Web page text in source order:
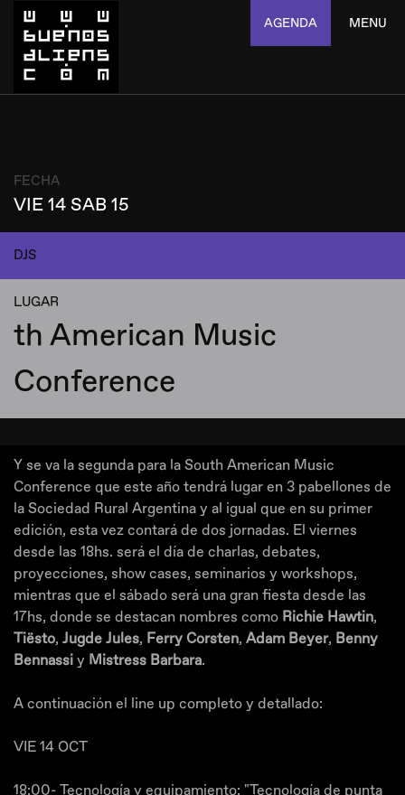
AGENDA MENU
FECHA
VIE 14 SAB 15
DJS
LUGAR
th American Music
Conference
Y se va la segunda para la South American Music
Conference que este año tendrá lugar en 3 pabellones de
la Sociedad Rural Argentina y al igual que en su primer
edición, esta vez contará de dos jornadas. El viernes
desde las 18hs. será el día de charlas, debates,
proyecciones, show cases, seminarios y workshops,
mientras que el sábado será una gran fiesta desde las
17hs, donde se destacan nombres como Richie Hawtin,
Tiësto, Jugde Jules, Ferry Corsten, Adam Beyer, Benny
Bennassi y Mistress Barbara.
A continuación el line up completo y detallado:
VIE 14 OCT
18:00- Tecnología y equipamiento: "Tecnología de punta